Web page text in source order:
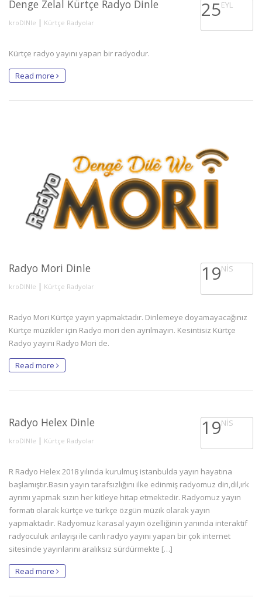
Denge Zelal Kürtçe Radyo Dinle
kroDINle | Kürtçe Radyolar
25EYL
Kürtçe radyo yayını yapan bir radyodur.
Read more
Radyo Mori Dinle
kroDINle | Kürtçe Radyolar
19NIS
Radyo Mori Kürtçe yayın yapmaktadır. Dinlemeye doyamayacağınız
Kürtçe müzikler için Radyo mori den ayrılmayın. Kesintisiz Kürtçe
Radyo yayını Radyo Mori de.
Read more
Radyo Helex Dinle
kroDINle | Kürtçe Radyolar
19NIS
R Radyo Helex 2018 yılında kurulmuş istanbulda yayın hayatına
başlamıştır.Basın yayın tarafsızlığını ilke edinmiş radyomuz din,dil,ırk
ayrımı yapmak sızın her kitleye hitap etmektedir. Radyomuz yayın
formatı olarak kürtçe ve türkçe özgün müzik olarak yayın
yapmaktadır. Radyomuz karasal yayın özelliğinin yanında interaktif
radyoculuk anlayışı ile canlı radyo yayını yapan bir çok internet
sitesinde yayınlarını aralıksız sürdürmekte […]
Read more